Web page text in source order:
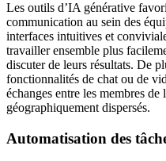
Les outils d’IA générative
communication au sein des
interfaces intuitives et
travailler ensemble plus
discuter de leurs résultats. De
fonctionnalités de chat ou de
échanges entre les membres de
géographiquement dispersés.
Automatisation des